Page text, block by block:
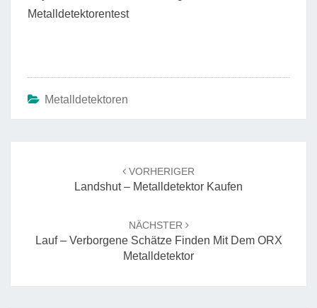
Metalldetektorentest
Metalldetektoren
VORHERIGER
Landshut – Metalldetektor Kaufen
NÄCHSTER
Lauf – Verborgene Schätze Finden Mit Dem ORX
Metalldetektor